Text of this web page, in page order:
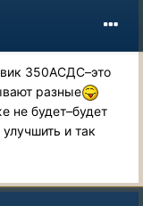
350АСДС–это
разные
не будет–будет
и так